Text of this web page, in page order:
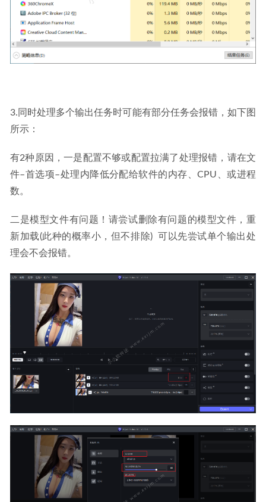
3.同时处理多个输出任务时可能有部分任务会报错，如下图
所示：
有2种原因，一是配置不够或配置拉满了处理报错，请在文
件–首选项–处理内降低分配给软件的内存、CPU、或进程
数。
二是模型文件有问题！请尝试删除有问题的模型文件，重
新加载(此种的概率小，但不排除)  可以先尝试单个输出处
理会不会报错。